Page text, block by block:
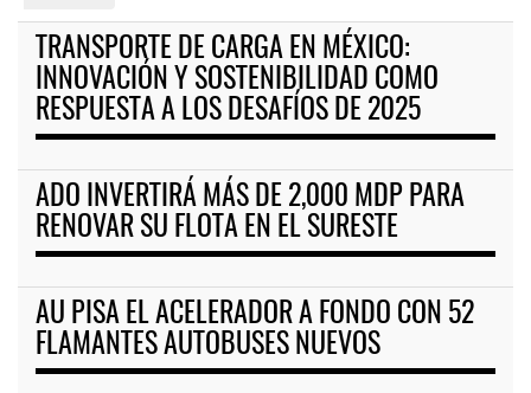
TRANSPORTE DE CARGA EN MÉXICO:
INNOVACIÓN Y SOSTENIBILIDAD COMO
RESPUESTA A LOS DESAFÍOS DE 2025
ADO INVERTIRÁ MÁS DE 2,000 MDP PARA
RENOVAR SU FLOTA EN EL SURESTE
AU PISA EL ACELERADOR A FONDO CON 52
FLAMANTES AUTOBUSES NUEVOS